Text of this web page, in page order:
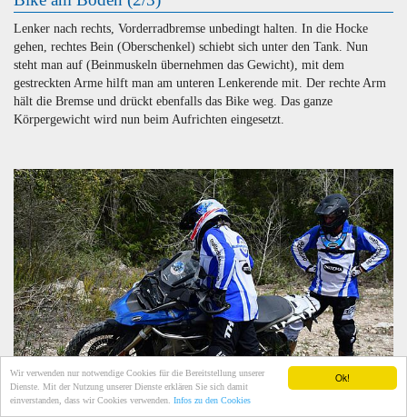
Ok!
Wir verwenden nur notwendige Cookies für die Bereitstellung unserer
Dienste. Mit der Nutzung unserer Dienste erklären Sie sich damit
einverstanden, dass wir Cookies verwenden. Infos zu den Cookies
Lenker nach rechts, Vorderradbremse unbedingt halten. In die Hocke
gehen, rechtes Bein (Oberschenkel) schiebt sich unter den Tank. Nun
steht man auf (Beinmuskeln übernehmen das Gewicht), mit dem
gestreckten Arme hilft man am unteren Lenkerende mit. Der rechte Arm
hält die Bremse und drückt ebenfalls das Bike weg. Das ganze
Körpergewicht wird nun beim Aufrichten eingesetzt.